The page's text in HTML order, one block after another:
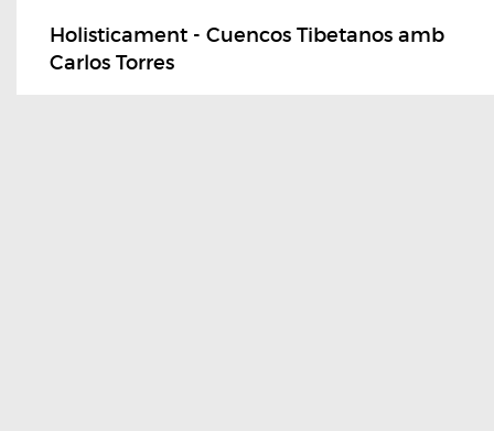
Holisticament - Cuencos Tibetanos amb
Carlos Torres